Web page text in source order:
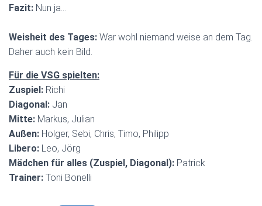
Fazit: Nun ja…
Weisheit des Tages: War wohl niemand weise an dem Tag.
Daher auch kein Bild.
Für die VSG spielten:
Zuspiel: Richi
Diagonal: Jan
Mitte: Markus, Julian
Außen: Holger, Sebi, Chris, Timo, Philipp
Libero: Leo, Jörg
Mädchen für alles (Zuspiel, Diagonal): Patrick
Trainer: Toni Bonelli